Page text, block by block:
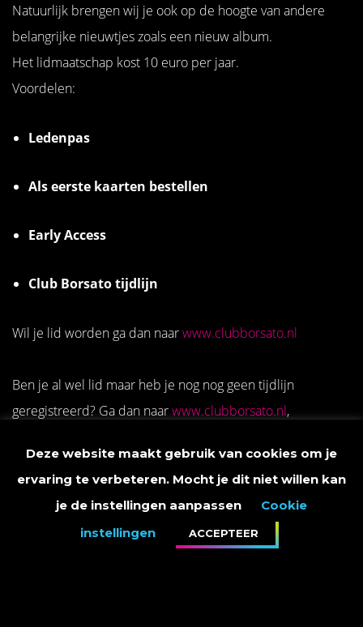
Natuurlijk brengen wij je ook op de hoogte van andere
belangrijke nieuwtjes zoals een nieuw album.
Het lidmaatschap kost 10 euro per jaar.
Voordelen:
Ledenpas
Als eerste kaarten bestellen
Early Access
Club Borsato tijdlijn
Wil je lid worden ga dan naarwww.clubborsato.nl
Ben je al wel lid maar heb je nog nog geen tijdlijn
geregistreerd? Ga dan naarwww.clubborsato.nl,
daar je mailadres waarmee je bekend bent in te vullen.
Hoe zeg ik mijn lidmaatschap op?
Deze website maakt gebruik van cookies om je
ervaring te verbeteren. Mocht je dit niet willen kan
je de instellingen aanpassen
Cookie
instellingen
ACCEPTEER